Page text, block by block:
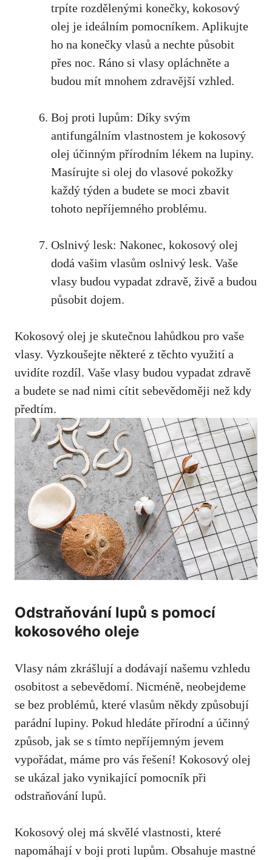
trpíte rozdělenými konečky, kokosový
olej je ideálním pomocníkem. Aplikujte
ho na konečky vlasů a nechte působit
přes noc. Ráno si vlasy opláchněte a
budou mít mnohem zdravější vzhled.
Boj proti lupům: Díky svým
antifungálním vlastnostem je kokosový
olej účinným přírodním lékem na lupiny.
Masírujte si olej do vlasové pokožky
každý týden a budete se moci zbavit
tohoto nepříjemného problému.
Oslnivý lesk: Nakonec, kokosový olej
dodá vašim vlasům oslnivý lesk. Vaše
vlasy budou vypadat zdravě, živě a budou
působit dojem.
Kokosový olej je skutečnou lahůdkou pro vaše
vlasy. Vyzkoušejte některé z těchto využití a
uvidíte rozdíl. Vaše vlasy budou vypadat zdravě
a budete se nad nimi cítit sebevědoměji než kdy
předtím.
Odstraňování lupů s pomocí
kokosového oleje
Vlasy nám zkrášlují a dodávají našemu vzhledu
osobitost a sebevědomí. Nicméně, neobejdeme
se bez problémů, které vlasům někdy způsobují
parádní lupiny. Pokud hledáte přírodní a účinný
způsob, jak se s tímto nepříjemným jevem
vypořádat, máme pro vás řešení! Kokosový olej
se ukázal jako vynikající pomocník při
odstraňování lupů.
Kokosový olej má skvělé vlastnosti, které
napomáhají v boji proti lupům. Obsahuje mastné